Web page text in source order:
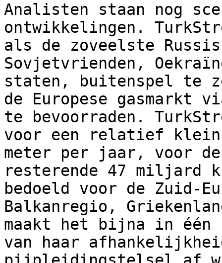
Analisten staan nog
ontwikkelingen.
als de zoveelste
Sovjetvrienden,
staten, buitenspel te
de Europese gasmarkt
te bevoorraden.
voor een relatief
meter per jaar, voor
resterende 47 miljard
bedoeld voor de Zuid-
Balkanregio,
maakt het bijna in
van haar